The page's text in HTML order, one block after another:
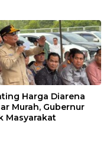
Harga Diarena
Murah, Gubernur
Masyarakat